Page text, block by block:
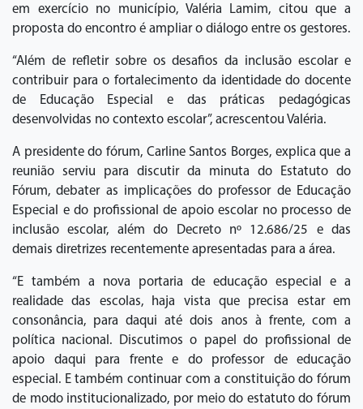
em exercício no município, Valéria Lamim, citou que a
proposta do encontro é ampliar o diálogo entre os gestores.
“Além de refletir sobre os desafios da inclusão escolar e
contribuir para o fortalecimento da identidade do docente
de Educação Especial e das práticas pedagógicas
desenvolvidas no contexto escolar”, acrescentou Valéria.
A presidente do fórum, Carline Santos Borges, explica que a
reunião serviu para discutir da minuta do Estatuto do
Fórum, debater as implicações do professor de Educação
Especial e do profissional de apoio escolar no processo de
inclusão escolar, além do Decreto nº 12.686/25 e das
demais diretrizes recentemente apresentadas para a área.
“E também a nova portaria de educação especial e a
realidade das escolas, haja vista que precisa estar em
consonância, para daqui até dois anos à frente, com a
política nacional. Discutimos o papel do profissional de
apoio daqui para frente e do professor de educação
especial. E também continuar com a constituição do fórum
de modo institucionalizado, por meio do estatuto do fórum